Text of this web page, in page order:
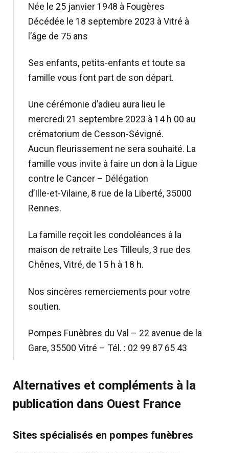
Née le 25 janvier 1948 à Fougères
Décédée le 18 septembre 2023 à Vitré à
l’âge de 75 ans
Ses enfants, petits‑enfants et toute sa
famille vous font part de son départ.
Une cérémonie d’adieu aura lieu le
mercredi 21 septembre 2023 à 14 h 00 au
crématorium de Cesson‑Sévigné.
Aucun fleurissement ne sera souhaité. La
famille vous invite à faire un don à la Ligue
contre le Cancer – Délégation
d’Ille‑et‑Vilaine, 8 rue de la Liberté, 35000
Rennes.
La famille reçoit les condoléances à la
maison de retraite Les Tilleuls, 3 rue des
Chênes, Vitré, de 15 h à 18 h.
Nos sincères remerciements pour votre
soutien.
Pompes Funèbres du Val – 22 avenue de la
Gare, 35500 Vitré – Tél. : 02 99 87 65 43
Alternatives et compléments à la
publication dans Ouest France
Sites spécialisés en pompes funèbres